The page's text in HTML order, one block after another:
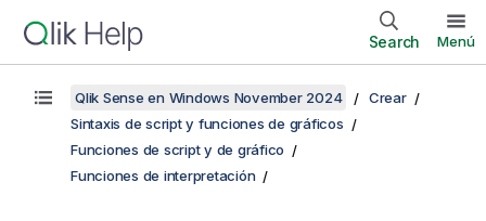
Search Menú
Qlik Sense en Windows November 2024
Crear
Sintaxis de script y funciones de gráficos
Funciones de script y de gráfico
Funciones de interpretación